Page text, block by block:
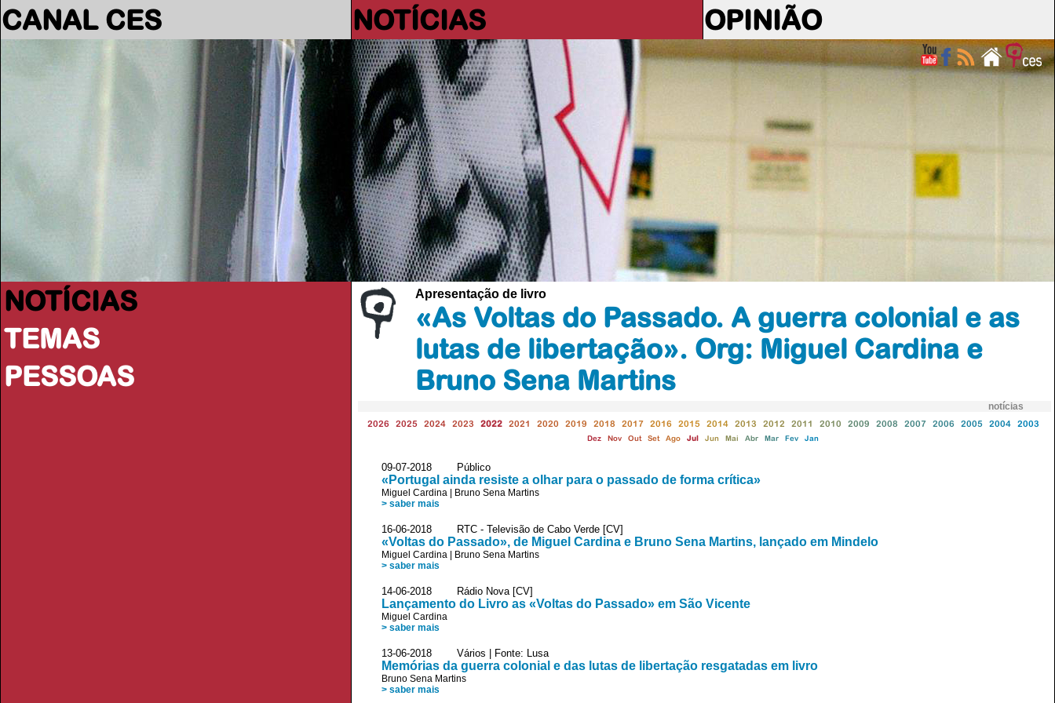
CANAL CES NOTÍCIAS OPINIÃO
NOTÍCIAS
TEMAS
PESSOAS
Apresentação de livro
«As Voltas do Passado. A guerra colonial e as
lutas de libertação». Org: Miguel Cardina e
Bruno Sena Martins
notícias
2026 2025 2024 2023 2022 2021 2020 2019 2018 2017 2016 2015 2014 2013 2012 2011 2010 2009 2008 2007 2006 2005 2004 2003
Dez Nov Out Set Ago Jul Jun Mai Abr Mar Fev Jan
09-07-2018 Público
«Portugal ainda resiste a olhar para o passado de forma crítica»
Miguel Cardina
Bruno Sena Martins
> saber mais
16-06-2018 RTC - Televisão de Cabo Verde [CV]
«Voltas do Passado», de Miguel Cardina e Bruno Sena Martins, lançado em Mindelo
Miguel Cardina
Bruno Sena Martins
> saber mais
14-06-2018 Rádio Nova [CV]
Lançamento do Livro as «Voltas do Passado» em São Vicente
Miguel Cardina
> saber mais
13-06-2018 Vários | Fonte: Lusa
Memórias da guerra colonial e das lutas de libertação resgatadas em livro
Bruno Sena Martins
> saber mais